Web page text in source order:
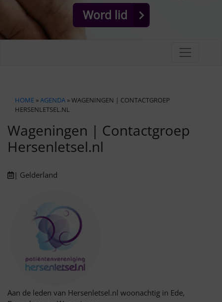
Word lid
HOME »AGENDA » WAGENINGEN | CONTACTGROEP
HERSENLETSEL.NL
Wageningen | Contactgroep
Hersenletsel.nl
| Gelderland
Aan de leden van Hersenletsel.nl woonachtig in Ede,